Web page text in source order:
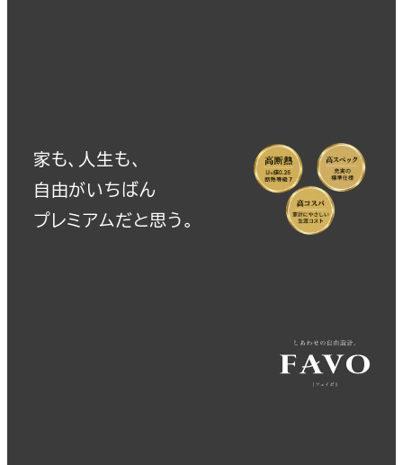
家も、人生も、
自由がいちばん
プレミアムだと思う。